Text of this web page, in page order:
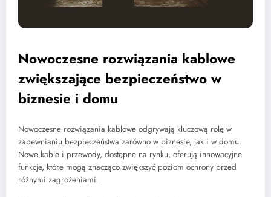
Nowoczesne rozwiązania kablowe
zwiększające bezpieczeństwo w
biznesie i domu
Nowoczesne rozwiązania kablowe odgrywają kluczową rolę w
zapewnianiu bezpieczeństwa zarówno w biznesie, jak i w domu.
Nowe kable i przewody, dostępne na rynku, oferują innowacyjne
funkcje, które mogą znacząco zwiększyć poziom ochrony przed
różnymi zagrożeniami.